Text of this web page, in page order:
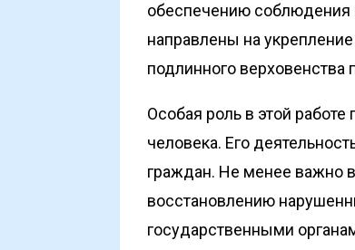
обеспечению­ соблюдения­
направлены на
подлинного верховенства
Особая роль в этой
человека. Его
граждан. Не менее важно
восстановлению
государственными